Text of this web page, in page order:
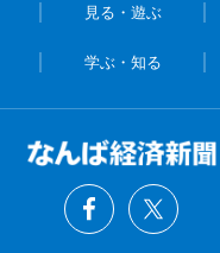
見る・遊ぶ
学ぶ・知る